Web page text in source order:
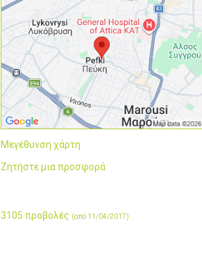
Μεγέθυνση χάρτη
Ζητήστε μια προσφορά
3105 προβολές (από 11/04/2017)